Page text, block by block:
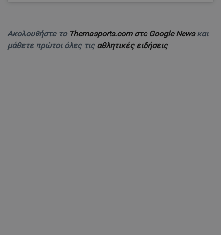
Ακολουθήστε το Themasports.com στο Google Newsκαι
μάθετε πρώτοι όλες τις αθλητικές ειδήσεις